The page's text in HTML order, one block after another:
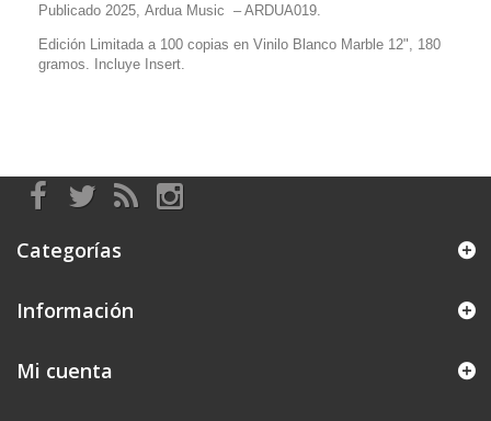
Publicado 2025, Ardua Music – ARDUA019.
Edición Limitada a 100 copias en Vinilo Blanco Marble 12", 180
gramos. Incluye Insert.
Categorías
Información
Mi cuenta